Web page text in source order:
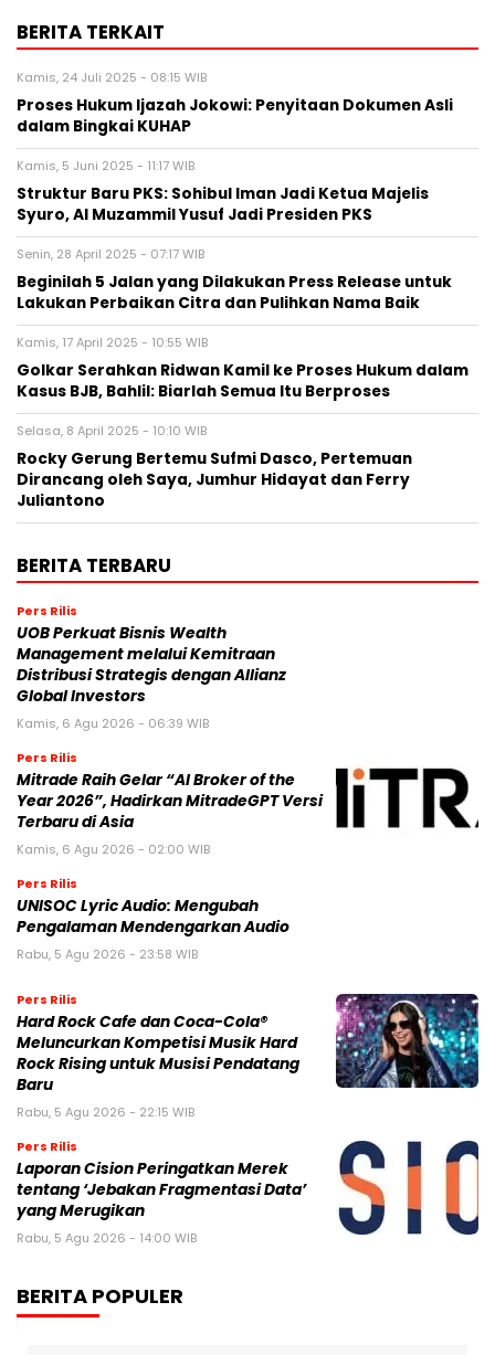
BERITA TERKAIT
Kamis, 24 Juli 2025 - 08:15 WIB
Proses Hukum Ijazah Jokowi: Penyitaan Dokumen Asli
dalam Bingkai KUHAP
Kamis, 5 Juni 2025 - 11:17 WIB
Struktur Baru PKS: Sohibul Iman Jadi Ketua Majelis
Syuro, Al Muzammil Yusuf Jadi Presiden PKS
Senin, 28 April 2025 - 07:17 WIB
Beginilah 5 Jalan yang Dilakukan Press Release untuk
Lakukan Perbaikan Citra dan Pulihkan Nama Baik
Kamis, 17 April 2025 - 10:55 WIB
Golkar Serahkan Ridwan Kamil ke Proses Hukum dalam
Kasus BJB, Bahlil: Biarlah Semua Itu Berproses
Selasa, 8 April 2025 - 10:10 WIB
Rocky Gerung Bertemu Sufmi Dasco, Pertemuan
Dirancang oleh Saya, Jumhur Hidayat dan Ferry
Juliantono
BERITA TERBARU
Pers Rilis
UOB Perkuat Bisnis Wealth
Management melalui Kemitraan
Distribusi Strategis dengan Allianz
Global Investors
Kamis, 6 Agu 2026 - 06:39 WIB
Pers Rilis
Mitrade Raih Gelar “AI Broker of the
Year 2026”, Hadirkan MitradeGPT Versi
Terbaru di Asia
Kamis, 6 Agu 2026 - 02:00 WIB
Pers Rilis
UNISOC Lyric Audio: Mengubah
Pengalaman Mendengarkan Audio
Rabu, 5 Agu 2026 - 23:58 WIB
Pers Rilis
Hard Rock Cafe dan Coca-Cola®
Meluncurkan Kompetisi Musik Hard
Rock Rising untuk Musisi Pendatang
Baru
Rabu, 5 Agu 2026 - 22:15 WIB
Pers Rilis
Laporan Cision Peringatkan Merek
tentang ‘Jebakan Fragmentasi Data’
yang Merugikan
Rabu, 5 Agu 2026 - 14:00 WIB
BERITA POPULER